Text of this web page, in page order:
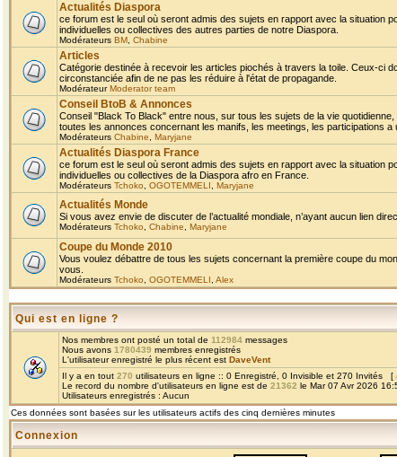
Actualités Diaspora
ce forum est le seul où seront admis des sujets en rapport avec la situation
individuelles ou collectives des autres parties de notre Diaspora.
Modérateurs BM Chabine
Articles
Catégorie destinée à recevoir les articles piochés à travers la toile. Ceux-ci
circonstanciée afin de ne pas les réduire à l'état de propagande.
ModérateurModerator team
Conseil BtoB & Annonces
Conseil "Black To Black" entre nous, sur tous les sujets de la vie
toutes les annonces concernant les manifs, les meetings, les participations a
Modérateurs Chabine Maryjane
Actualités Diaspora France
ce forum est le seul où seront admis des sujets en rapport avec la situation
individuelles ou collectives de la Diaspora afro en France.
Modérateurs Tchoko OGOTEMMELI Maryjane
Actualités Monde
Si vous avez envie de discuter de l’actualité mondiale, n’ayant aucun lien
Modérateurs Tchoko Chabine Maryjane
Coupe du Monde 2010
Vous voulez débattre de tous les sujets concernant la première coupe du
vous.
Modérateurs Tchoko OGOTEMMELI Alex
Qui est en ligne ?
Nos membres ont posté un total de 112984 messages
Nous avons 1780439 membres enregistrés
L'utilisateur enregistré le plus récent est DaveVent
Il y a en tout 270 utilisateurs en ligne :: 0 Enregistré, 0 Invisible et 270 Invités [
Le record du nombre d'utilisateurs en ligne est de 21362 le Mar 07 Avr 2026
Utilisateurs enregistrés : Aucun
Ces données sont basées sur les utilisateurs actifs des cinq dernières minutes
Connexion